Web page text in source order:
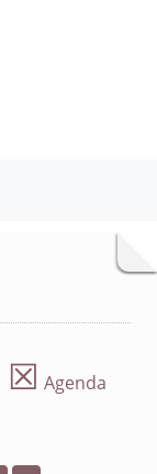
☒ Agenda